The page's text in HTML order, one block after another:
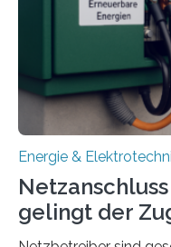
von drei Jahren und
Millionen Euro,
Ministerium für
Energie &
gelingt der